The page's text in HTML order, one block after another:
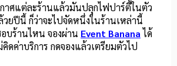
าศแต่ละร้านแล้วมันปลุกไฟปาร์ตี้ในตัว
วยปีนี้ ก็ว่าจะไปจัดหนึ่งในร้านเหล่านี้
บร้านไหน จองผ่าน Event Bananaได้
คิดค่าบริการ กดจองแล้วเตรียมตัวไป